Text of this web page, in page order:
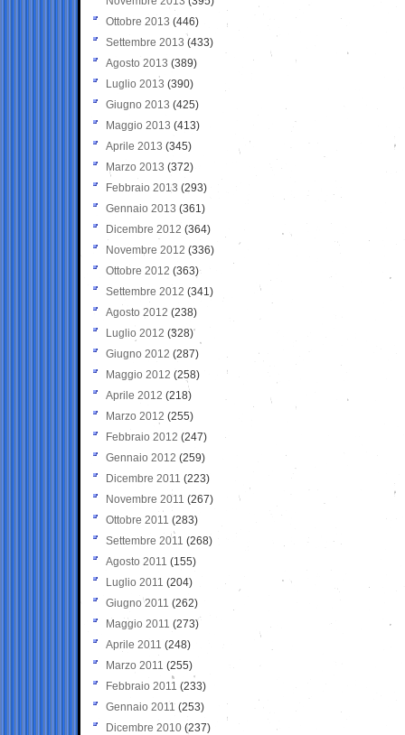
Ottobre 2013 (446)
Settembre 2013 (433)
Agosto 2013 (389)
Luglio 2013 (390)
Giugno 2013 (425)
Maggio 2013 (413)
Aprile 2013 (345)
Marzo 2013 (372)
Febbraio 2013 (293)
Gennaio 2013 (361)
Dicembre 2012 (364)
Novembre 2012 (336)
Ottobre 2012 (363)
Settembre 2012 (341)
Agosto 2012 (238)
Luglio 2012 (328)
Giugno 2012 (287)
Maggio 2012 (258)
Aprile 2012 (218)
Marzo 2012 (255)
Febbraio 2012 (247)
Gennaio 2012 (259)
Dicembre 2011 (223)
Novembre 2011 (267)
Ottobre 2011 (283)
Settembre 2011 (268)
Agosto 2011 (155)
Luglio 2011 (204)
Giugno 2011 (262)
Maggio 2011 (273)
Aprile 2011 (248)
Marzo 2011 (255)
Febbraio 2011 (233)
Gennaio 2011 (253)
Dicembre 2010 (237)